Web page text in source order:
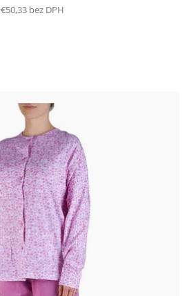
€50,33 bez DPH